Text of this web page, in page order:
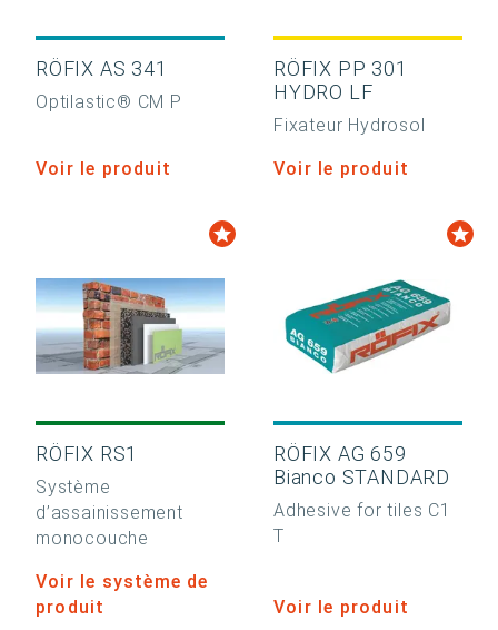
RÖFIX AS 341
Optilastic® CM P
Voir le produit
RÖFIX PP 301
HYDRO LF
Fixateur Hydrosol
Voir le produit
RÖFIX RS1
Système
d’assainissement
monocouche
Voir le système de
produit
RÖFIX AG 659
Bianco STANDARD
Adhesive for tiles C1
T
Voir le produit